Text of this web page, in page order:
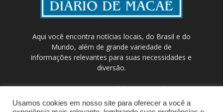
Aqui você encontra notícias locais, do Brasil e do
Mundo, além de grande variedade de
informações relevantes para suas necessidades e
diversão.
Contato:contato@odebateon.com.br /
comercia@odebateon.com.br
Usamos cookies em nosso site para oferecer a você a